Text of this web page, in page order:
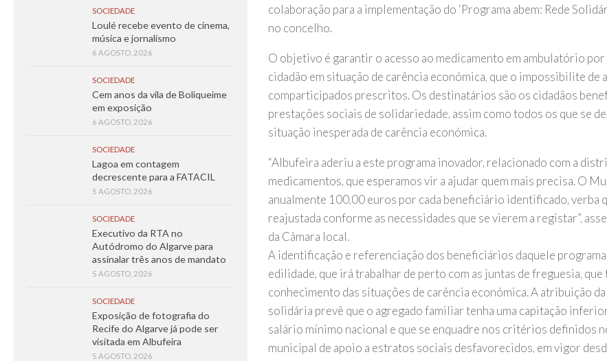
colaboração para a implementação do ‘Programa abem: Rede
no concelho.
O objetivo é garantir o acesso ao medicamento em ambulatório
cidadão em situação de carência económica, que o impossibilite
comparticipados prescritos. Os destinatários são os cidadãos
prestações sociais de solidariedade, assim como todos os que se
situação inesperada de carência económica.
“Albufeira aderiu a este programa inovador, relacionado com a
medicamentos, que esperamos vir a ajudar quem mais precisa. O
anualmente 100,00 euros por cada beneficiário identificado, verba
reajustada conforme as necessidades que se vierem a registar”,
da Câmara local.
A identificação e referenciação dos beneficiários daquele programa
edilidade, que irá trabalhar de perto com as juntas de freguesia, que
conhecimento das situações de carência económica. A atribuição
solidária prevê que o agregado familiar tenha uma capitação
salário mínimo nacional e que se enquadre nos critérios definidos
municipal de apoio a estratos sociais desfavorecidos, em vigor
SOCIEDADE
Loulé recebe evento de cinema,
música e jornalismo
6 AGOSTO, 2026
SOCIEDADE
Cem anos da vila de Boliqueime
em exposição
6 AGOSTO, 2026
SOCIEDADE
Lagoa em contagem
decrescente para a FATACIL
5 AGOSTO, 2026
SOCIEDADE
Executivo da RTA no
Autódromo do Algarve para
assinalar três anos de mandato
5 AGOSTO, 2026
SOCIEDADE
Exposição de fotografia do
Recife do Algarve já pode ser
visitada em Albufeira
5 AGOSTO, 2026